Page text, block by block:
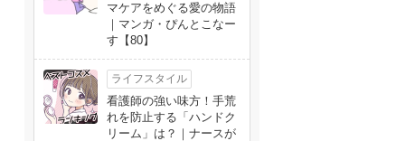
マケアをめぐる愛の物語
｜マンガ・ぴんとこなー
す【80】
ライフスタイル
看護師の強い味方！手荒
れを防止する「ハンドク
リーム」は？｜ナースが